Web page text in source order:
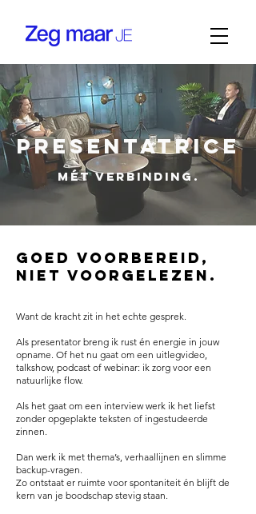
Presentatrice
Mét verbinding.
Goed voorbereid,
niet voorgelezen.
Want de kracht zit in het echte gesprek.
Als presentator breng ik rust én energie in jouw
opname. Of het nu gaat om een uitlegvideo,
talkshow, podcast of webinar: ik zorg voor een
natuurlijke flow.
Als het gaat om een interview werk ik het liefst
zonder opgeplakte teksten of ingestudeerde
zinnen.
Dan werk ik met thema’s, verhaallijnen en slimme
backup-vragen.
Zo ontstaat er ruimte voor spontaniteit én blijft de
kern van je boodschap stevig staan.